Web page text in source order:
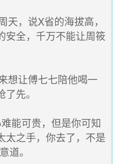
，说X省的海拔高，
安全，千万不能让周筱
想让傅七七陪他喝一
先。
能可贵，但是你可知
太之手，你去了，不是
道。